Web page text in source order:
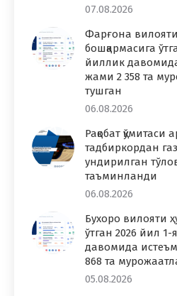
07.08.2026
Фарғона
бошқармасига
йиллик
жами 2 358 та
тушган
06.08.2026
Рақобат
тадбиркордан
ундирилган
таъминланди
06.08.2026
Бухоро вилояти
ўтган 2026 йил
давомида
868 та
05.08.2026